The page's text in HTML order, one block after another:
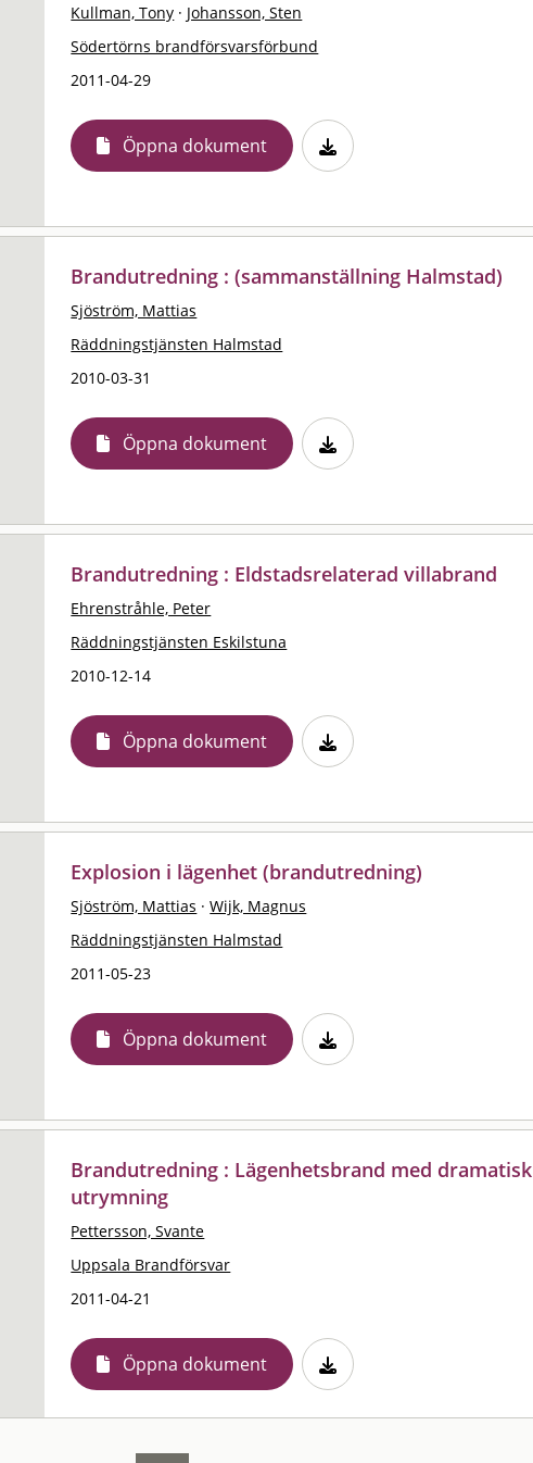
Kullman, Tony · Johansson, Sten
Södertörns brandförsvarsförbund
2011-04-29
Öppna dokument
Brandutredning : (sammanställning Halmstad)
Sjöström, Mattias
Räddningstjänsten Halmstad
2010-03-31
Öppna dokument
Brandutredning : Eldstadsrelaterad villabrand
Ehrenstråhle, Peter
Räddningstjänsten Eskilstuna
2010-12-14
Öppna dokument
Explosion i lägenhet (brandutredning)
Sjöström, Mattias · Wijk, Magnus
Räddningstjänsten Halmstad
2011-05-23
Öppna dokument
Brandutredning : Lägenhetsbrand med dramatisk
utrymning
Pettersson, Svante
Uppsala Brandförsvar
2011-04-21
Öppna dokument